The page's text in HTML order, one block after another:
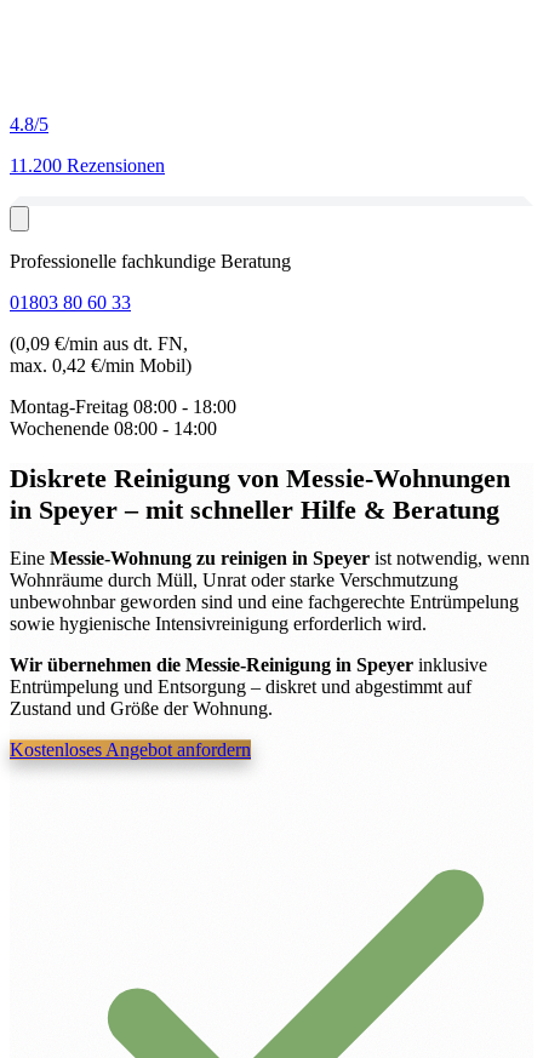
4.8/5
11.200 Rezensionen
Professionelle fachkundige Beratung
01803 80 60 33
(0,09 €/min aus dt. FN,
max. 0,42 €/min Mobil)
Montag-Freitag 08:00 - 18:00
Wochenende 08:00 - 14:00
Diskrete Reinigung von Messie-Wohnungen
in Speyer– mit schneller Hilfe & Beratung
Eine Messie-Wohnung zu reinigen in Speyer ist notwendig, wenn
Wohnräume durch Müll, Unrat oder starke Verschmutzung
unbewohnbar geworden sind und eine fachgerechte Entrümpelung
sowie hygienische Intensivreinigung erforderlich wird.
Wir übernehmen die Messie-Reinigung in Speyer inklusive
Entrümpelung und Entsorgung – diskret und abgestimmt auf
Zustand und Größe der Wohnung.
Kostenloses Angebot anfordern